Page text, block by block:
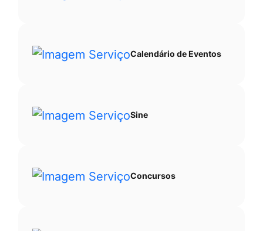
Calendário de Eventos
Sine
Concursos